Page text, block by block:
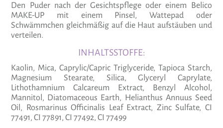
Den Puder nach der Gesichtspflege oder einem Belico
MAKE-UP mit einem Pinsel, Wattepad oder
Schwämmchen gleichmäßig auf die Haut aufstäuben und
verteilen.
INHALTSSTOFFE:
Kaolin, Mica, Caprylic/Capric Triglyceride, Tapioca Starch,
Magnesium Stearate, Silica, Glyceryl Caprylate,
Lithothamnium Calcareum Extract, Benzyl Alcohol,
Mannitol, Diatomaceous Earth, Helianthus Annuus Seed
Oil, Rosmarinus Officinalis Leaf Extract, Zinc Sulfate, CI
77491, CI 77891, CI 77492, CI 77499